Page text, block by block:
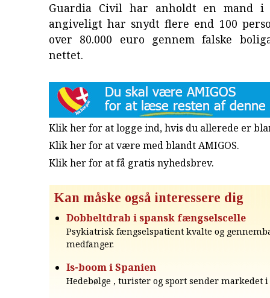
Guardia Civil har anholdt en mand i
angiveligt har snydt flere end 100
over 80.000 euro gennem falske
nettet.
Klik her for at logge ind, hvis du allerede er
Klik her for at være med blandt AMIGOS.
Klik her for at få gratis nyhedsbrev.
Kan måske også interessere dig
Dobbeltdrab i spansk fængselscelle
Psykiatrisk fængselspatient kvalte og
medfanger.
Is-boom i Spanien
Hedebølge , turister og sport sender markedet